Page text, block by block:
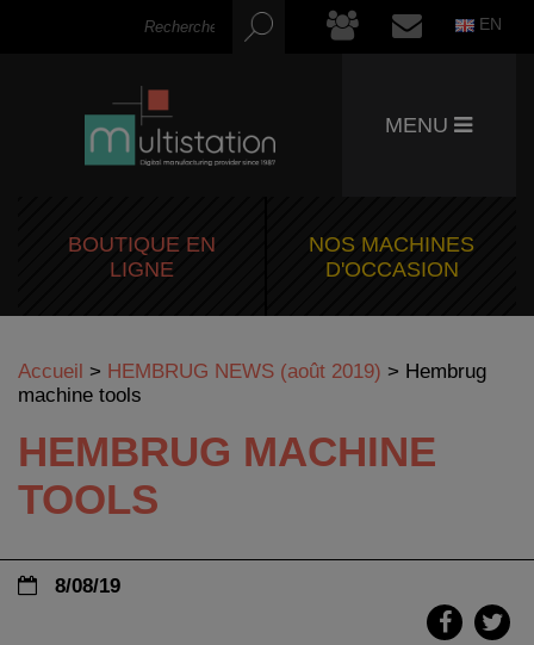
EN
MENU
BOUTIQUE EN
LIGNE
NOS MACHINES
D'OCCASION
Accueil > HEMBRUG NEWS (août 2019) > Hembrug
machine tools
HEMBRUG MACHINE
TOOLS
8/08/19